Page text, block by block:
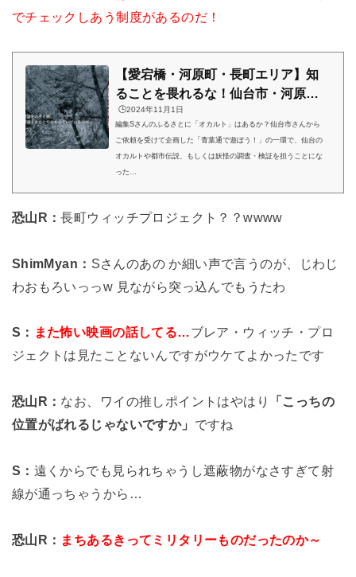
でチェックしあう制度があるのだ！
【愛宕橋・河原町・長町エリア】知
ることを畏れるな！仙台市・河原町
周辺で民俗学ピクニック【縛り地蔵
から蛸薬師まで】
🕒️2024年11月1日
編集Sさんのふるさとに「オカルト」はあるか？仙台市さんから
ご依頼を受けて企画した「青葉通で遊ぼう！」の一環で、仙台の
オカルトや都市伝説、もしくは妖怪の調査・検証を担うことにな
った...
恐山R：長町ウィッチプロジェクト？？wwww
ShimMyan： Sさんのあの か細い声で言うのが、じわじ
わおもろいっっw 見ながら突っ込んでもうたわ
S： また怖い映画の話してる…ブレア・ウィッチ・プロ
ジェクトは見たことないんですがウケてよかったです
恐山R： なお、ワイの推しポイントはやはり
「こっちの
位置がばれるじゃないですか」 ですね
S： 遠くからでも見られちゃうし遮蔽物がなさすぎて射
線が通っちゃうから…
恐山R： まちあるきってミリタリーものだったのか～